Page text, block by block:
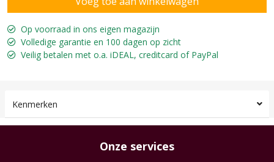
Op voorraad in ons eigen magazijn
Volledige garantie en 100 dagen op zicht
Veilig betalen met o.a. iDEAL, creditcard of PayPal
Kenmerken
Onze services